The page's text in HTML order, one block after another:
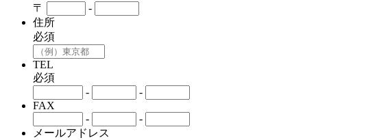
〒
-
住所
必須
TEL
必須
-
-
FAX
-
-
メールアドレス